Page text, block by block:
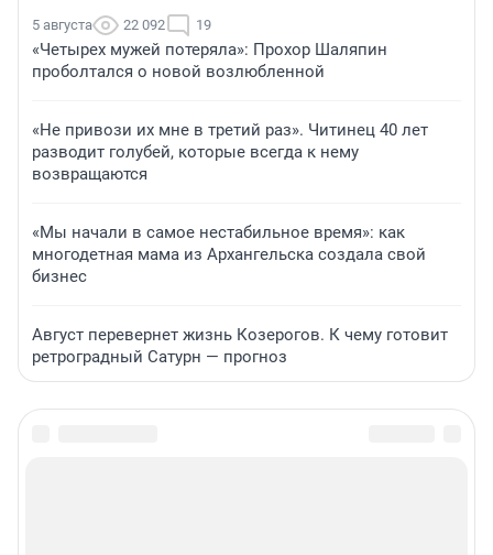
5 августа 22 092 19
«Четырех мужей потеряла»: Прохор Шаляпин
проболтался о новой возлюбленной
«Не привози их мне в третий раз». Читинец 40 лет
разводит голубей, которые всегда к нему
возвращаются
«Мы начали в самое нестабильное время»: как
многодетная мама из Архангельска создала свой
бизнес
Август перевернет жизнь Козерогов. К чему готовит
ретроградный Сатурн — прогноз